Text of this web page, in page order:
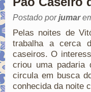
Postado porjumar
Pelas noites de
trabalha a cerca
caseiros. O
criou uma padaria
circula em busca
conhecida da noite